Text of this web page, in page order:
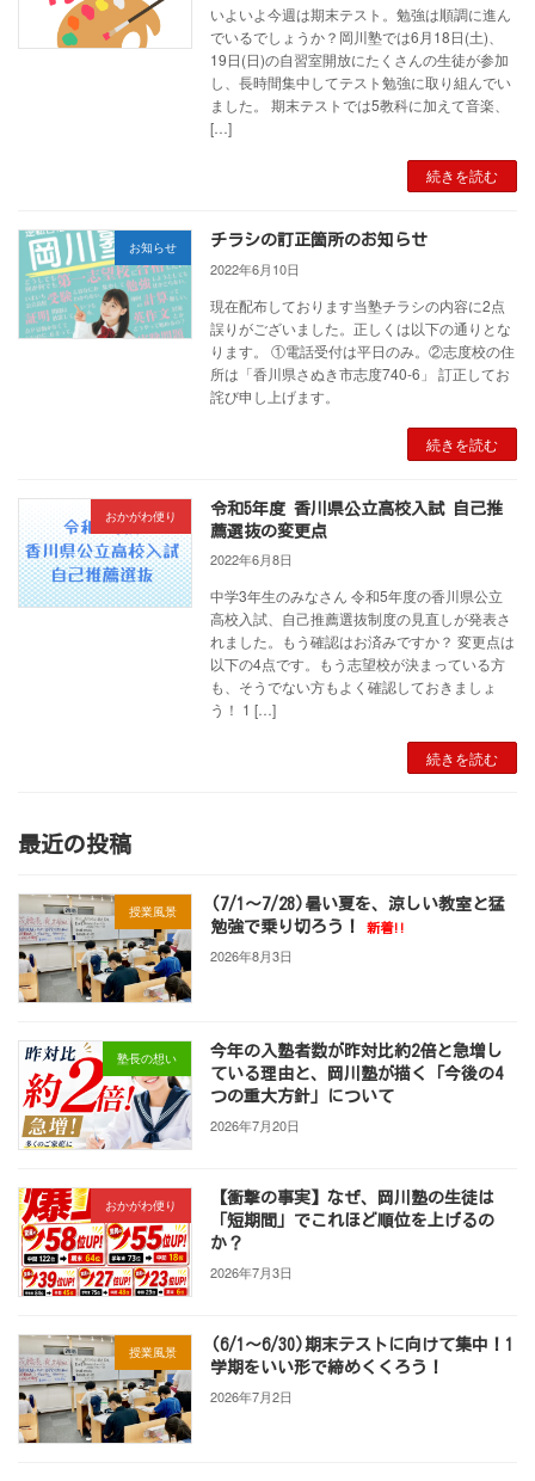
いよいよ今週は期末テスト。勉強は順調に進ん
でいるでしょうか？岡川塾では6月18日(土)、
19日(日)の自習室開放にたくさんの生徒が参加
し、長時間集中してテスト勉強に取り組んでい
ました。 期末テストでは5教科に加えて音楽、
[…]
続きを読む
お知らせ チラシの訂正箇所のお知らせ
2022年6月10日
現在配布しております当塾チラシの内容に2点
誤りがございました。正しくは以下の通りとな
ります。 ①電話受付は平日のみ。②志度校の住
所は「香川県さぬき市志度740-6」 訂正してお
詫び申し上げます。
続きを読む
おかがわ便り
令和5年度 香川県公立高校入試 自己推
薦選抜の変更点
2022年6月8日
中学3年生のみなさん 令和5年度の香川県公立
高校入試、自己推薦選抜制度の見直しが発表さ
れました。もう確認はお済みですか？ 変更点は
以下の4点です。もう志望校が決まっている方
も、そうでない方もよく確認しておきましょ
う！ 1 […]
続きを読む
最近の投稿
授業風景
(7/1～7/28)暑い夏を、涼しい教室と猛
勉強で乗り切ろう！
新着!!
2026年8月3日
塾長の想い
今年の入塾者数が昨対比約2倍と急増し
ている理由と、岡川塾が描く「今後の4
つの重大方針」について
2026年7月20日
おかがわ便り
【衝撃の事実】なぜ、岡川塾の生徒は
「短期間」でこれほど順位を上げるの
か？
2026年7月3日
授業風景
(6/1～6/30)期末テストに向けて集中！1
学期をいい形で締めくくろう！
2026年7月2日